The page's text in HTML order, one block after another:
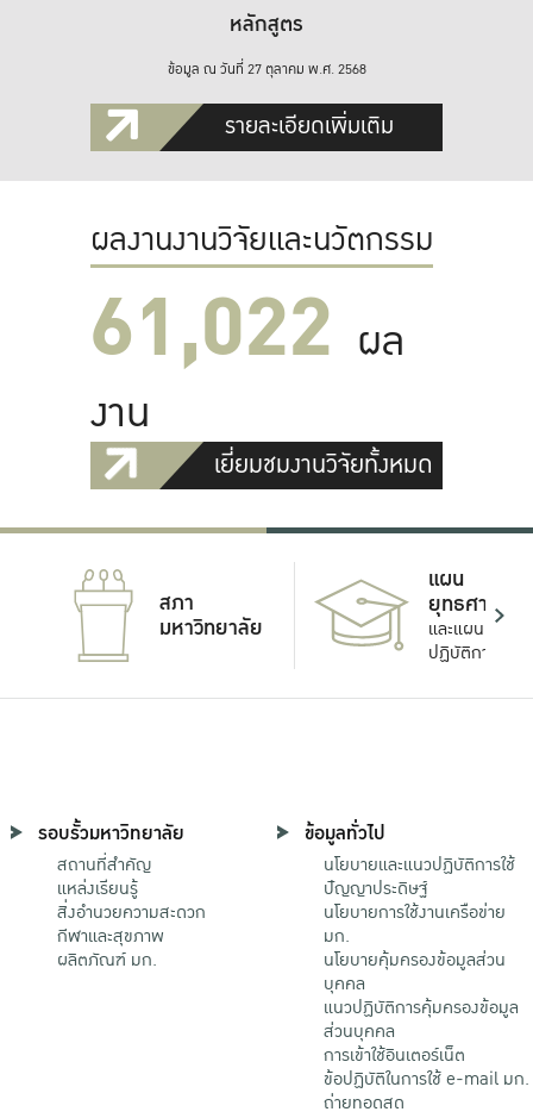
หลักสูตร
ข้อมูล ณ วันที่ 27 ตุลาคม พ.ศ. 2568
รายละเอียดเพิ่มเติม
ผลงานงานวิจัยและนวัตกรรม
61,022 ผล
งาน
เยี่ยมชมงานวิจัยทั้งหมด
สภา
มหาวิทยาลัย
แผน
ยุทธศาสตร์
และแผน
ปฏิบัติการ
รอบรั้วมหาวิทยาลัย
สถานที่สำคัญ
แหล่งเรียนรู้
สิ่งอำนวยความสะดวก
กีฬาและสุขภาพ
ผลิตภัณฑ์ มก.
ข้อมูลทั่วไป
นโยบายและแนวปฏิบัติการใช้
ปัญญาประดิษฐ์
นโยบายการใช้งานเครือข่าย
มก.
นโยบายคุ้มครองข้อมูลส่วน
บุคคล
แนวปฏิบัติการคุ้มครองข้อมูล
ส่วนบุคคล
การเข้าใช้อินเตอร์เน็ต
ข้อปฏิบัติในการใช้ e-mail มก.
ถ่ายทอดสด